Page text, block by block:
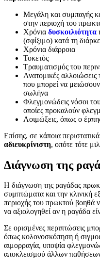
Μεγάλη και συμπαγής
στην περιοχή του
Χρόνια δυσκοιλιότητα
(σφίξιμο) κατά τη
Χρόνια διάρροια
Τοκετός
Τραυματισμός του
Ανατομικές
που μπορεί να
σωλήνα
Φλεγμονώδεις νόσοι
οποίες προκαλούν
Λοιμώξεις, όπως ο
Επίσης, σε κάποια
αδιευκρίνιστη, οπότε τότε
Διάγνωση της
Η διάγνωση της ραγάδας
συμπτώματα και την κλινική
περιοχής του πρωκτού βοηθά
να αξιολογηθεί αν η ραγάδα
Σε ορισμένες περιπτώσεις
όπως κολονοσκόπηση ή
αιμορραγία, υποψία
αποκλεισμού άλλων